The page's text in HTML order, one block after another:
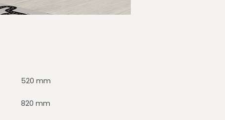
520 mm
820 mm